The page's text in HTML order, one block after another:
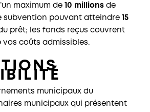
maxi mum de 10 millions de
subvention pouvant atteindre
15
prêt; les fonds reçus couvrent
vos coûts admissibles.
municipaux du
municipaux qui présentent